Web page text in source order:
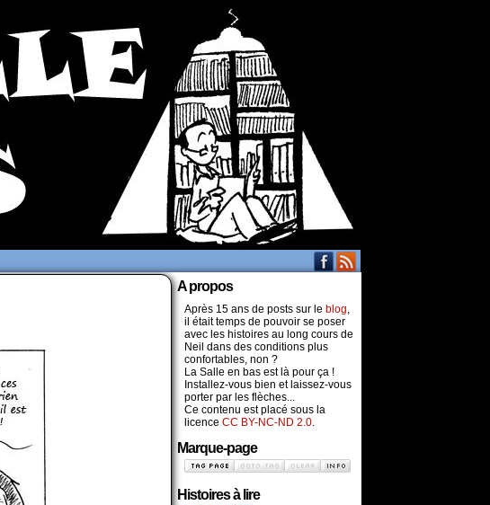
A propos
Après 15 ans de posts sur le blog,
il était temps de pouvoir se poser
avec les histoires au long cours de
Neil dans des conditions plus
confortables, non ?
La Salle en bas est là pour ça !
Installez-vous bien et laissez-vous
porter par les flèches...
Ce contenu est placé sous la
licence CC BY-NC-ND 2.0.
Marque-page
Histoires à lire